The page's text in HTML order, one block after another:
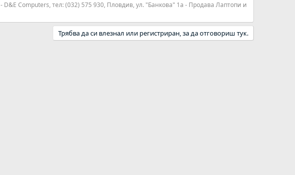
- D&E Computers, тел: (032) 575 930, Пловдив, ул. "Банкова" 1а - Продава Лаптопи и
Трябва да си влезнал или регистриран, за да отговориш тук.